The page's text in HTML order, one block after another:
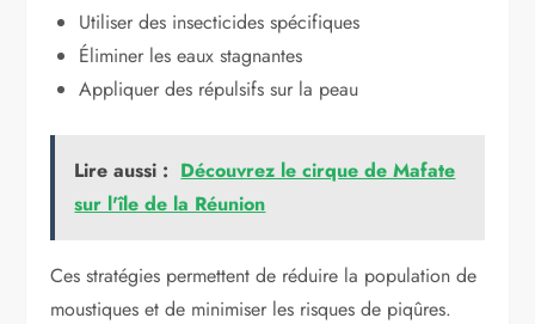
Utiliser des insecticides spécifiques
Éliminer les eaux stagnantes
Appliquer des répulsifs sur la peau
Lire aussi : Découvrez le cirque de Mafate
sur l'île de la Réunion
Ces stratégies permettent de réduire la population de
moustiques et de minimiser les risques de piqûres.